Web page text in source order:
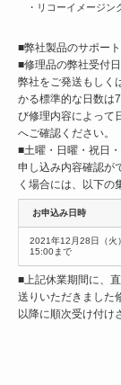
・リコーイメージ
■弊社製品のサポート
■修理品の弊社受付
弊社をご発送もしく
かる標準的な日数は
び修理内容によって
へご確認ください。
■土曜・日曜・祝日
申し込み内容確認が
く場合には、以下の
お申込み日時
2021年12月28日（火
15:00まで
■上記休業期間に、
送りいただきました
以降に順次受け付け